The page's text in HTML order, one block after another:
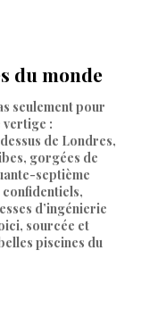
du monde
seulement pour
vertige :
de Londres,
gorgées de
septième
confidentiels,
d’ingénierie
sourcée et
piscines du